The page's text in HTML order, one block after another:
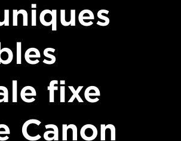
fixe
Canon